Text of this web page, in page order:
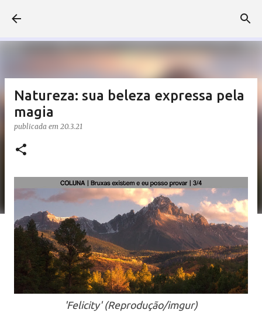
Natureza: sua beleza expressa pela
magia
publicada em 20.3.21
'Felicity' (Reprodução/imgur)